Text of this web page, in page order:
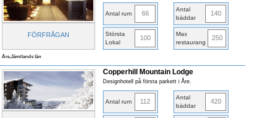
FÖRFRÅGAN
Antal rum 66
Antal
bäddar
140
Största
Lokal
100
Max
restaurang
250
Åre,Jämtlands län
Copperhill Mountain Lodge
Designhotell på första parkett i Åre.
Antal rum 112
Antal
bäddar
420